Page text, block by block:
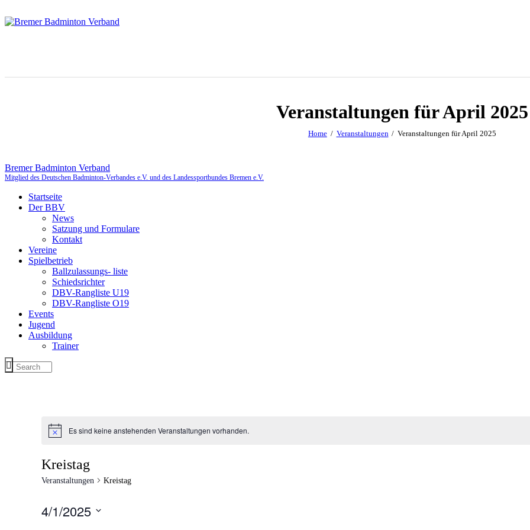
Veranstaltungen für April 2025
Home Veranstaltungen Veranstaltungen für April 2025
Bremer Badminton Verband
Mitglied des Deutschen Badminton-Verbandes e.V. und des Landessportbundes Bremen e.V.
Startseite
Der BBV
News
Satzung und Formulare
Kontakt
Vereine
Spielbetrieb
Ballzulassungs- liste
Schiedsrichter
DBV-Rangliste U19
DBV-Rangliste O19
Events
Jugend
Ausbildung
Trainer
Es sind keine anstehenden Veranstaltungen vorhanden.
Kreistag
Veranstaltungen Kreistag
4/1/2025